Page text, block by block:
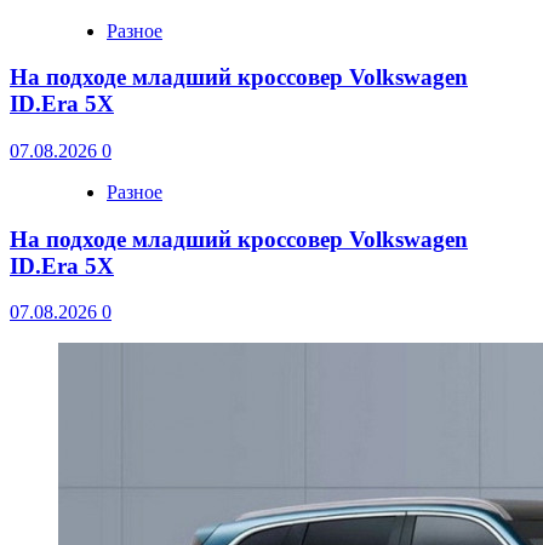
Разное
На подходе младший кроссовер Volkswagen
ID.Era 5X
07.08.2026 0
Разное
На подходе младший кроссовер Volkswagen
ID.Era 5X
07.08.2026 0